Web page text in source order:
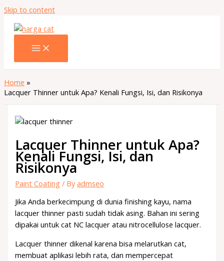
Skip to content
Home
Lacquer Thinner untuk Apa? Kenali Fungsi, Isi, dan Risikonya
Lacquer Thinner untuk Apa?
Kenali Fungsi, Isi, dan
Risikonya
Paint Coating / Byadmseo
Jika Anda berkecimpung di dunia finishing kayu, nama
lacquer thinner pasti sudah tidak asing. Bahan ini sering
dipakai untuk cat NC lacquer atau nitrocellulose lacquer.
Lacquer thinner dikenal karena bisa melarutkan cat,
membuat aplikasi lebih rata, dan mempercepat